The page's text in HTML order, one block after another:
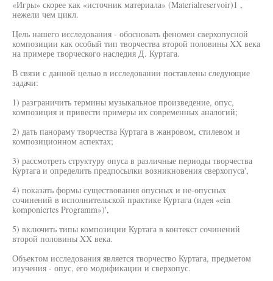
«Игры» скорее как «источник материала» (Materialreservoir)1 ,
нежели чем цикл.
Цель нашего исследования - обосновать феномен сверхопусной
композиции как особый тип творчества второй половины XX века
на примере творческого наследия Д. Куртага.
В связи с данной целью в исследовании поставлены следующие
задачи:
1) разграничить термины музыкальное произведение, опус,
композиция и привести примеры их современных аналогий;
2) дать панораму творчества Куртага в жанровом, стилевом и
композиционном аспектах;
3) рассмотреть структуру опуса в различные периоды творчества
Куртага и определить предпосылки возникновения сверхопуса',
4) показать формы существования опусных и не-опусных
сочинений в исполнительской практике Куртага (идея «ein
komponiertes Programm»)',
5) включить типы композиции Куртага в контекст сочинений
второй половины XX века.
Объектом исследования является творчество Куртага, предметом
изучения - опус, его модификации и сверхопус.